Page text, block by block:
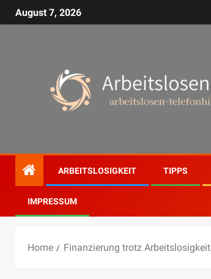
August 7, 2026
ARBEITSLOSIGKEIT TIPPS
IMPRESSUM
Home Finanzierung trotz Arbeitslosigkeit